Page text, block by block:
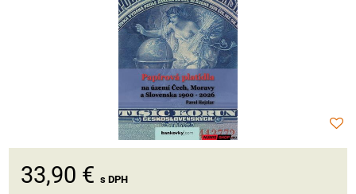
33,90 € s DPH